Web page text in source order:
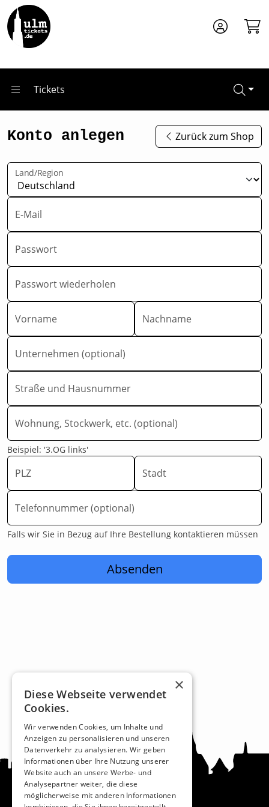
Zum Hauptinhalt springen
Tickets
Konto anlegen Zurück zum Shop
Land/Region
E-Mail
Passwort
Passwort wiederholen
Vorname Nachname
Unternehmen (optional)
Straße und Hausnummer
Wohnung, Stockwerk, etc. (optional)
Beispiel: '3.OG links'
PLZ Stadt
Telefonnummer (optional)
Falls wir Sie in Bezug auf Ihre Bestellung kontaktieren müssen
Absenden
×
Diese Webseite verwendet
Cookies.
Wir verwenden Cookies, um Inhalte und
Anzeigen zu personalisieren und unseren
Datenverkehr zu analysieren. Wir geben
Informationen über Ihre Nutzung unserer
Website auch an unsere Werbe- und
Analysepartner weiter, die diese
möglicherweise mit anderen Informationen